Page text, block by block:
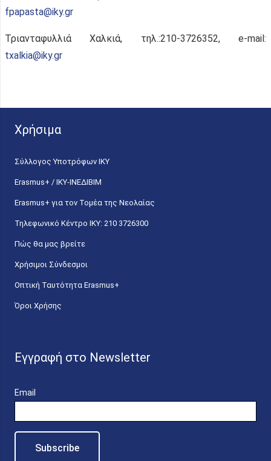
fpapasta@iky.gr
Τριανταφυλλιά Χαλκιά, τηλ.:210-3726352, e-mail:
txalkia@iky.gr
Χρήσιμα
Σύλλογος Υποτρόφων ΙΚΥ
Erasmus+ / ΙΚΥ-ΙΝΕΔΙΒΙΜ
Erasmus+ για τον Τομέα της Νεολαίας
Τηλεφωνικό Κέντρο IKY: 210 3726300
Πώς θα μας βρείτε
Χρήσιμοι Σύνδεσμοι
Οπτική Ταυτότητα Erasmus+
Όροι Χρήσης
Εγγραφή στο Newsletter
Email